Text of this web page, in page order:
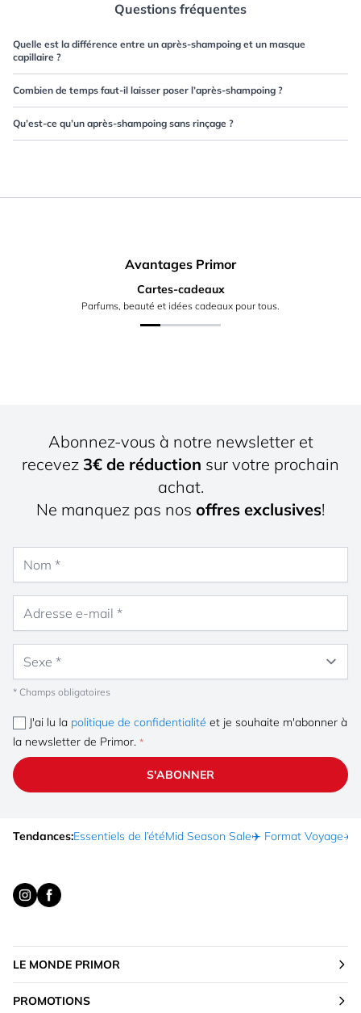
Questions fréquentes
Quelle est la différence entre un après-shampoing et un masque
capillaire ?
Combien de temps faut-il laisser poser l’après-shampoing ?
Qu’est-ce qu’un après-shampoing sans rinçage ?
Avantages Primor
Cartes-cadeaux
Parfums, beauté et idées cadeaux pour tous.
Abonnez-vous à notre newsletter et
recevez 3€ de réduction sur votre prochain
achat.
Ne manquez pas nos offres exclusives!
* Champs obligatoires
J'ai lu la politique de confidentialité et je souhaite m'abonner à
la newsletter de Primor.
S'ABONNER
Tendances:Essentiels de l’étéMid Season Sale✈️ Format Voyage☀️
LE MONDE PRIMOR
PROMOTIONS